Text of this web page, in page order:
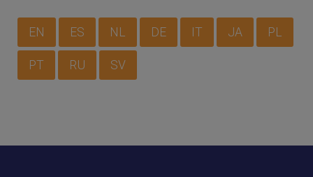
EN ES NL DE IT JA PL
PT RU SV